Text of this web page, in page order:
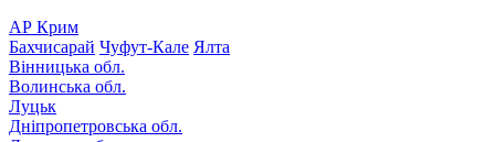
АР Крим
Бахчисарай Чуфут-Кале Ялта
Вінницька обл.
Волинська обл.
Луцьк
Дніпропетровська обл.